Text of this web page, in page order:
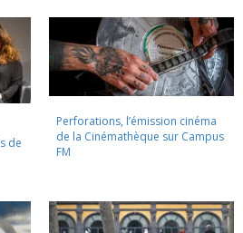
de
Perforations, l’émission cinéma
de la Cinémathèque sur Campus
FM